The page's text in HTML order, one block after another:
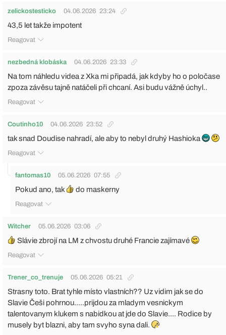
zelickostesticko 04.06.2026 23:24
43,5 let takže impotent
Reagovat
nezbedná klobáska 04.06.2026 23:33
Na tom náhledu videa z Xka mi připadá, jak kdyby ho o poločase
zpoza závěsu tajně natáčeli při chcaní. Asi budu vážně úchyl..
Reagovat
Coutinho10 04.06.2026 23:52
tak snad Doudise nahradí, ale aby to nebyl druhý Hashioka
Reagovat
fantomas10 05.06.2026 07:55
Pokud ano, tak do maskerny
Reagovat
Witcher 05.06.2026 03:06
Slávie zbrojí na LM z chvostu druhé Francie zajímavé
Reagovat
Trener_co_trenuje 05.06.2026 05:21
Strasny toto. Brat tyhle místo vlastních?? Uz vidim jak se do
Slavie Češi pohrnou.....prijdou za mladym vesnickym
talentovanym klukem s nabidkou at jde do Slavie.... Rodice by
musely byt blazni, aby tam svyho syna dali.